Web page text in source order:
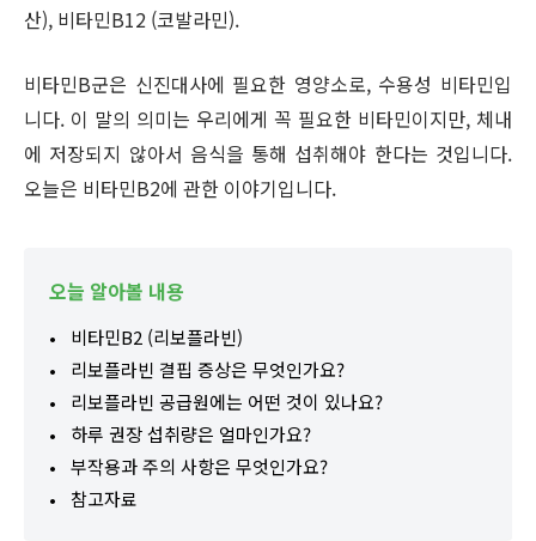
산), 비타민B12 (코발라민).
비타민B군은 신진대사에 필요한 영양소로, 수용성 비타민입
니다. 이 말의 의미는 우리에게 꼭 필요한 비타민이지만, 체내
에 저장되지 않아서 음식을 통해 섭취해야 한다는 것입니다.
오늘은 비타민B2에 관한 이야기입니다.
오늘 알아볼 내용
비타민B2 (리보플라빈)
리보플라빈 결핍 증상은 무엇인가요?
리보플라빈 공급원에는 어떤 것이 있나요?
하루 권장 섭취량은 얼마인가요?
부작용과 주의 사항은 무엇인가요?
참고자료